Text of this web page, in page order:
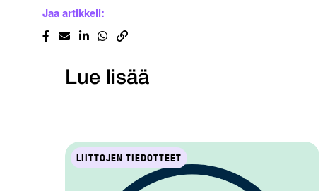
Jaa artikkeli:
Lue lisää
LIITTOJEN TIEDOTTEET